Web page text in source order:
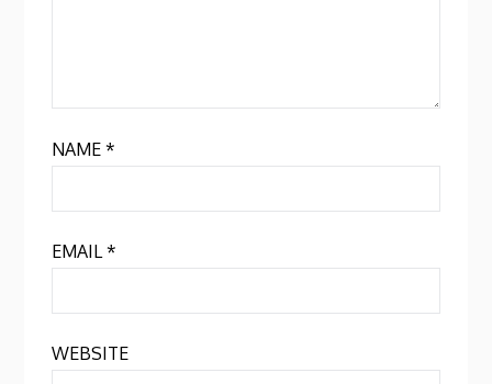
NAME*
EMAIL*
WEBSITE